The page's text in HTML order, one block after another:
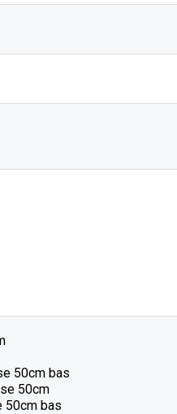
50cm bas
50cm
50cm bas